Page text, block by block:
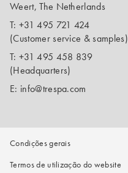
Weert, The Netherlands
T: +31 495 721 424
(Customer service & samples)
T: +31 495 458 839
(Headquarters)
E: info@trespa.com
Condições gerais
Termos de utilização do website